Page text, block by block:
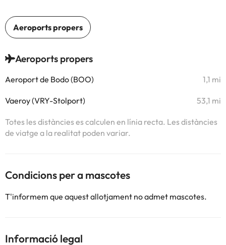
Aeroports propers
Aeroport de Bodo (BOO) 1,1 mi
Vaeroy (VRY-Stolport) 53,1 mi
Totes les distàncies es calculen en línia recta. Les distàncies
de viatge a la realitat poden variar.
Condicions per a mascotes
T'informem que aquest allotjament no admet mascotes.
Informació legal